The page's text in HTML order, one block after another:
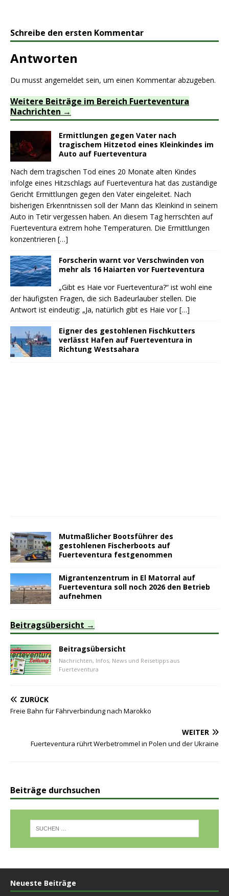
Schreibe den ersten Kommentar
Antworten
Du musst angemeldet sein, um einen Kommentar abzugeben.
Weitere Beiträge im Bereich Fuerteventura
Nachrichten
Ermittlungen gegen Vater nach
tragischem Hitzetod eines Kleinkindes im
Auto auf Fuerteventura
Nach dem tragischen Tod eines 20 Monate alten Kindes
infolge eines Hitzschlags auf Fuerteventura hat das zuständige
Gericht Ermittlungen gegen den Vater eingeleitet. Nach
bisherigen Erkenntnissen soll der Mann das Kleinkind in seinem
Auto in Tetir vergessen haben. An diesem Tag herrschten auf
Fuerteventura extrem hohe Temperaturen. Die Ermittlungen
konzentrieren […]
Forscherin warnt vor Verschwinden von
mehr als 16 Haiarten vor Fuerteventura
„Gibt es Haie vor Fuerteventura?“ ist wohl eine
der häufigsten Fragen, die sich Badeurlauber stellen. Die
Antwort ist eindeutig: „Ja, natürlich gibt es Haie vor[…]
Eigner des gestohlenen Fischkutters
verlässt Hafen auf Fuerteventura in
Richtung Westsahara
Mutmaßlicher Bootsführer des
gestohlenen Fischerboots auf
Fuerteventura festgenommen
Migrantenzentrum in El Matorral auf
Fuerteventura soll noch 2026 den Betrieb
aufnehmen
Beitragsübersicht
Beitragsübersicht
Nachrichten, Infos, News und Reisetipps aus
Fuerteventura
ZURÜCK
Freie Bahn für Fährverbindung nach Marokko
WEITER
Fuerteventura rührt Werbetrommel in Polen und der Ukraine
Beiträge durchsuchen
Neueste Beiträge